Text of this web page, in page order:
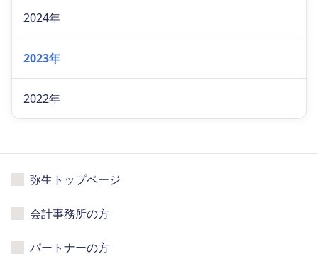
2024年
2023年
2022年
弥生トップページ
会計事務所の方
パートナーの方